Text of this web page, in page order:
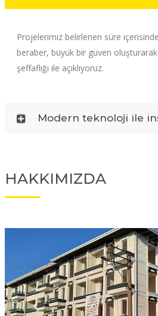
Projelerimiz belirlenen süre
beraber, büyük bir güven oluşturarak
şeffaflığı ile açıklıyoruz.
Modern teknoloji ile
HAKKIMIZDA